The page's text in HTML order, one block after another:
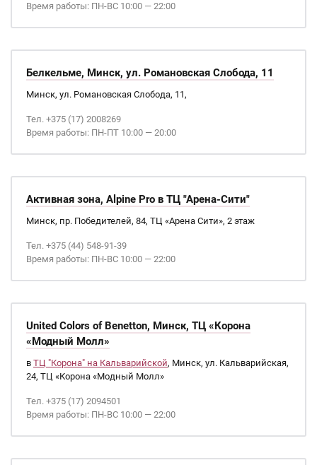
Время работы: ПН-ВС 10:00 — 22:00
Белкельме, Минск, ул. Романовская Слобода, 11
Минск, ул. Романовская Слобода, 11,
Тел. +375 (17) 2008269
Время работы: ПН-ПТ 10:00 — 20:00
Активная зона, Alpine Pro в ТЦ "Арена-Сити"
Минск, пр. Победителей, 84, ТЦ «Арена Сити», 2 этаж
Тел. +375 (44) 548-91-39
Время работы: ПН-ВС 10:00 — 22:00
United Colors of Benetton, Минск, ТЦ «Корона
«Модный Молл»
в ТЦ "Корона" на Кальварийской, Минск, ул. Кальварийская,
24, ТЦ «Корона «Модный Молл»
Тел. +375 (17) 2094501
Время работы: ПН-ВС 10:00 — 22:00